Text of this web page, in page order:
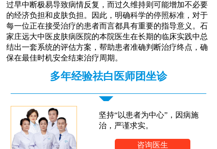
过早中断极易导致病情反复，而过久维持则可能增加不必要
的经济负担和皮肤负担。因此，明确科学的停照标准，对于
每一位正在接受治疗的患者而言都具有重要的指导意义。石
家庄远大中医皮肤病医院的本院医生在长期的临床实践中总
结出一套系统的评估方案，帮助患者准确判断治疗终点，确
保在最佳时机安全结束治疗周期。
多年经验祛白医师团坐诊
坚持“以患者为中心”，因病施
治，严谨求实。
咨询医生